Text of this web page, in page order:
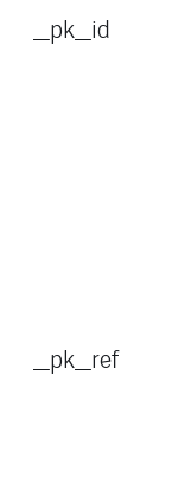
_pk_id
_pk_ref